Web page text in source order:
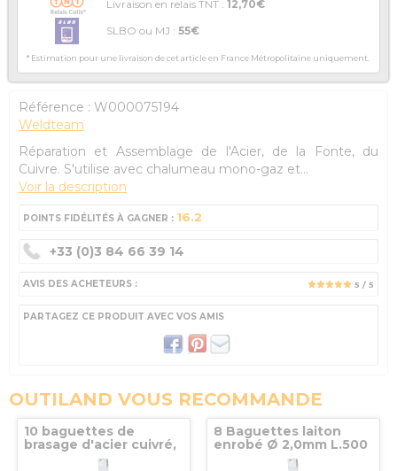
Livraison en relais TNT : 12,70€
SLBO ou MJ : 55€
* Estimation pour une livraison de cet article en France Métropolitaine uniquement.
Référence : W000075194
Weldteam
Réparation et Assemblage de l'Acier, de la Fonte, du
Cuivre. S'utilise avec chalumeau mono-gaz et...
Voir la description
POINTS FIDÉLITÉS À GAGNER : 16.2
+33 (0)3 84 66 39 14
AVIS DES ACHETEURS : 5 / 5
PARTAGEZ CE PRODUIT AVEC VOS AMIS
OUTILAND VOUS RECOMMANDE
10 baguettes de
brasage d'acier cuivré,
Ø 2.0 mm, GYS
8 Baguettes laiton
enrobé Ø 2,0mm L.500